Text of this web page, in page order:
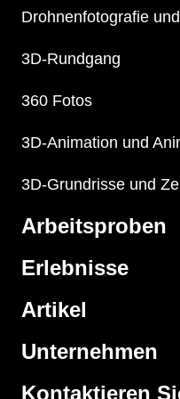
Drohnenfotografie
3D-Rundgang
360 Fotos
3D-Animation und
3D-Grundrisse und
Arbeitsproben
Erlebnisse
Artikel
Unternehmen
Kontaktieren